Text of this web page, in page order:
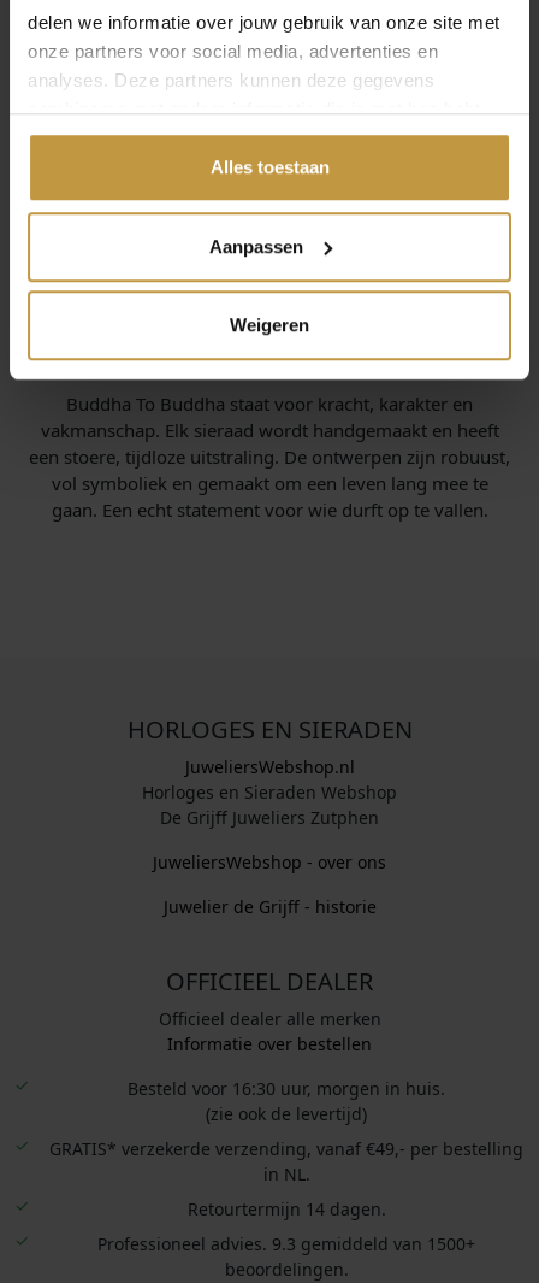
delen we informatie over jouw gebruik van onze site met
onze partners voor social media, advertenties en
analyses. Deze partners kunnen deze gegevens
combineren met andere informatie die je met hen hebt
gedeeld of die ze hebben verzameld via jouw gebruik van
Alles toestaan
Aanpassen
Weigeren
Buddha To Buddha staat voor kracht, karakter en
vakmanschap. Elk sieraad wordt handgemaakt en heeft
een stoere, tijdloze uitstraling. De ontwerpen zijn robuust,
vol symboliek en gemaakt om een leven lang mee te
gaan. Een echt statement voor wie durft op te vallen.
HORLOGES EN SIERADEN
JuweliersWebshop.nl
Horloges en Sieraden Webshop
De Grijff Juweliers Zutphen
JuweliersWebshop - over ons
Juwelier de Grijff - historie
OFFICIEEL DEALER
Officieel dealer alle merken
Informatie over bestellen
Besteld voor 16:30 uur, morgen in huis.
(zie ook de levertijd)
GRATIS* verzekerde verzending, vanaf €49,- per bestelling
in NL.
Retourtermijn 14 dagen.
Professioneel advies. 9.3 gemiddeld van 1500+
beoordelingen.